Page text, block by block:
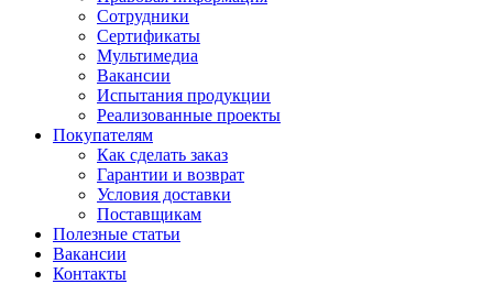
Сотрудники
Сертификаты
Мультимедиа
Вакансии
Испытания продукции
Реализованные проекты
Покупателям
Как сделать заказ
Гарантии и возврат
Условия доставки
Поставщикам
Полезные статьи
Вакансии
Контакты